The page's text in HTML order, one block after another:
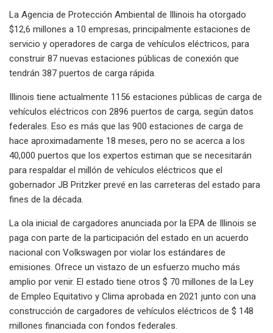
La Agencia de Protección Ambiental de Illinois ha otorgado
$12,6 millones a 10 empresas, principalmente estaciones de
servicio y operadores de carga de vehículos eléctricos, para
construir 87 nuevas estaciones públicas de conexión que
tendrán 387 puertos de carga rápida.
Illinois tiene actualmente 1156 estaciones públicas de carga de
vehículos eléctricos con 2896 puertos de carga, según datos
federales. Eso es más que las 900 estaciones de carga de
hace aproximadamente 18 meses, pero no se acerca a los
40,000 puertos que los expertos estiman que se necesitarán
para respaldar el millón de vehículos eléctricos que el
gobernador JB Pritzker prevé en las carreteras del estado para
fines de la década.
La ola inicial de cargadores anunciada por la EPA de Illinois se
paga con parte de la participación del estado en un acuerdo
nacional con Volkswagen por violar los estándares de
emisiones. Ofrece un vistazo de un esfuerzo mucho más
amplio por venir. El estado tiene otros $ 70 millones de la Ley
de Empleo Equitativo y Clima aprobada en 2021 junto con una
construcción de cargadores de vehículos eléctricos de $ 148
millones financiada con fondos federales.